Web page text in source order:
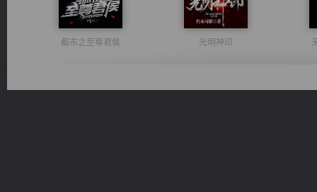
都市之至尊君侯 光明神印